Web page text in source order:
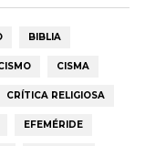
BIBLIA
CISMA
CRÍTICA RELIGIOSA
EFEMÉRIDE